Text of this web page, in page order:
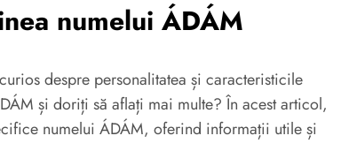
numelui ÁDÁM
despre personalitatea și caracteristicile
și doriți să aflați mai multe? În acest articol,
numelui ÁDÁM, oferind informații utile și